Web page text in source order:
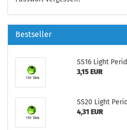
Bestseller
SS16 Light
3,15 EUR
SS20 Light
4,31 EUR